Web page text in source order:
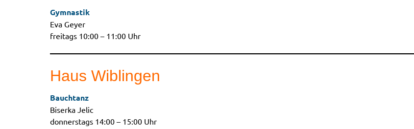
Gymnastik
Eva Geyer
freitags 10:00 – 11:00 Uhr
Haus Wiblingen
Bauchtanz
Biserka Jelic
donnerstags 14:00 – 15:00 Uhr